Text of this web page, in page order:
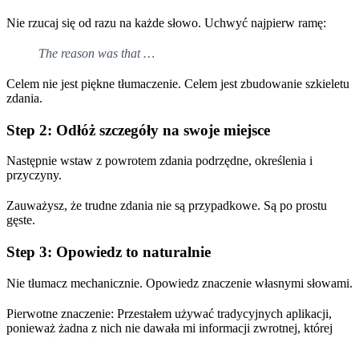
Nie rzucaj się od razu na każde słowo. Uchwyć najpierw ramę:
The reason was that …
Celem nie jest piękne tłumaczenie. Celem jest zbudowanie szkieletu
zdania.
Step 2: Odłóż szczegóły na swoje miejsce
Następnie wstaw z powrotem zdania podrzędne, określenia i
przyczyny.
Zauważysz, że trudne zdania nie są przypadkowe. Są po prostu
gęste.
Step 3: Opowiedz to naturalnie
Nie tłumacz mechanicznie. Opowiedz znaczenie własnymi słowami.
Pierwotne znaczenie: Przestałem używać tradycyjnych aplikacji,
ponieważ żadna z nich nie dawała mi informacji zwrotnej, której